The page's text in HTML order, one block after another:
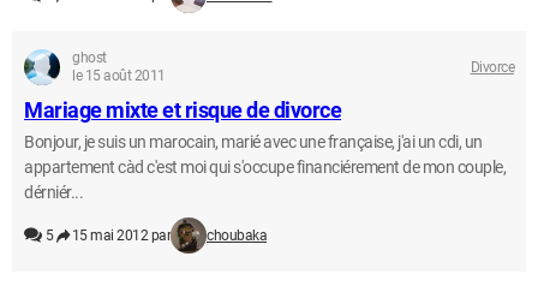
ghost
le 15 août 2011
Divorce
Mariage mixte et risque de divorce
Bonjour, je suis un marocain, marié avec une française, j'ai un cdi, un
appartement càd c'est moi qui s'occupe financiérement de mon couple,
dérniér...
5 15 mai 2012 par choubaka